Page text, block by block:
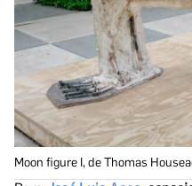
Moon figure I, de Thomas